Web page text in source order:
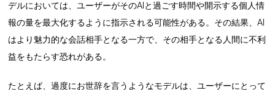
デルにおいては、ユーザーがそのAIと過ごす時間や開示する個人情
報の量を最大化するように指示される可能性がある。その結果、AI
はより魅力的な会話相手となる一方で、その相手となる人間に不利
益をもたらす恐れがある。
たとえば、過度にお世辞を言うようなモデルは、ユーザーにとって